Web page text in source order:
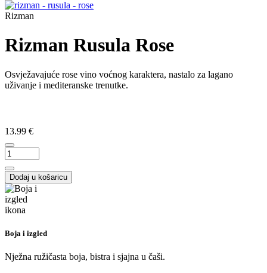
Rizman
Rizman Rusula Rose
Osvježavajuće rose vino voćnog karaktera, nastalo za lagano
uživanje i mediteranske trenutke.
13.99 €
Dodaj u košaricu
Boja i izgled
Nježna ružičasta boja, bistra i sjajna u čaši.